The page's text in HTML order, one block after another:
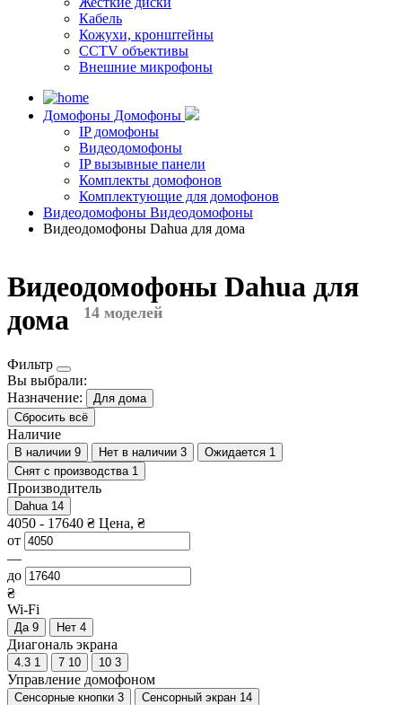
Кабель
Кожухи, кронштейны
CCTV объективы
Внешние микрофоны
Домофоны Домофоны
IP домофоны
Видеодомофоны
IP вызывные панели
Комплекты домофонов
Комплектующие для домофонов
Видеодомофоны Видеодомофоны
Видеодомофоны Dahua для дома
Видеодомофоны Dahua для
дома
14 моделей
Фильтр
Вы выбрали:
Назначение:
Для дома
Сбросить всё
Наличие
В наличии 9 Нет в наличии 3 Ожидается 1
Снят с производства 1
Производитель
Dahua 14
4050 - 17640 ₴ Цена, ₴
от
—
до
₴
Wi-Fi
Да 9 Нет 4
Диагональ экрана
4.3 1 7 10 10 3
Управление домофоном
Сенсорные кнопки 3 Сенсорный экран 14